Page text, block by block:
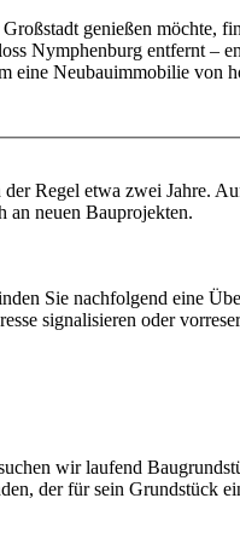
genießen möchte,
Nymphenburg entfernt
eine Neubauimmobilie von
Regel etwa zwei Jahre.
an neuen Bauprojekten.
Sie nachfolgend eine
signalisieren oder
wir laufend
der für sein Grundstück